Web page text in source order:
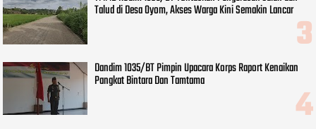
Talud di Desa Oyom, Akses Warga Kini Semakin Lancar
Dandim 1035/BT Pimpin Upacara Korps Raport Kenaikan
Pangkat Bintara Dan Tamtama